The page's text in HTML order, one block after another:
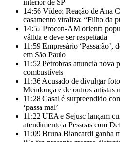
interior de SP
14:56 Vídeo: Reação de Ana
casamento viraliza: “Filho da
14:52 Procon-AM orienta
válida e deve ser respeitada
11:59 Empresário ‘Passarão’,
em São Paulo
11:52 Petrobras anuncia nova
combustíveis
11:36 Acusado de divulgar
Mendonça e de outros artistas
11:28 Casal é surpreendido
‘passa mal’
11:22 UEA e Sejusc lançam
atendimento a Pessoas com
11:09 Bruna Biancardi ganha